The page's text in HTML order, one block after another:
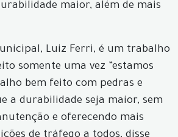
maior, além de mais
Luiz Ferri, é um trabalho
somente uma vez “estamos
bem feito com pedras e
a durabilidade seja maior, sem
e oferecendo mais